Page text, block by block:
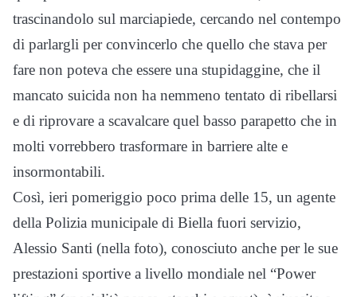
trascinandolo sul marciapiede, cercando nel contempo
di parlargli per convincerlo che quello che stava per
fare non poteva che essere una stupidaggine, che il
mancato suicida non ha nemmeno tentato di ribellarsi
e di riprovare a scavalcare quel basso parapetto che in
molti vorrebbero trasformare in barriere alte e
insormontabili.
Così, ieri pomeriggio poco prima delle 15, un agente
della Polizia municipale di Biella fuori servizio,
Alessio Santi (nella foto), conosciuto anche per le sue
prestazioni sportive a livello mondiale nel “Power